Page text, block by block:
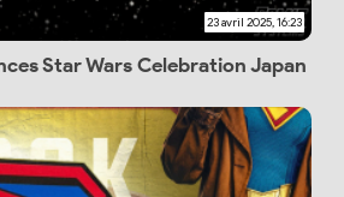
23 avril 2025, 16:23
Star Wars Celebration Japan